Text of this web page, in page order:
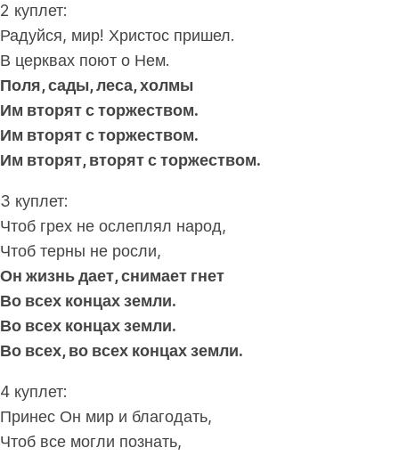
2 куплет:
Радуйся, мир! Христос пришел.
В церквах поют о Нем.
Поля, сады, леса, холмы
Им вторят с торжеством.
Им вторят с торжеством.
Им вторят, вторят с торжеством.
3 куплет:
Чтоб грех не ослеплял народ,
Чтоб терны не росли,
Он жизнь дает, снимает гнет
Во всех концах земли.
Во всех концах земли.
Во всех, во всех концах земли.
4 куплет:
Принес Он мир и благодать,
Чтоб все могли познать,